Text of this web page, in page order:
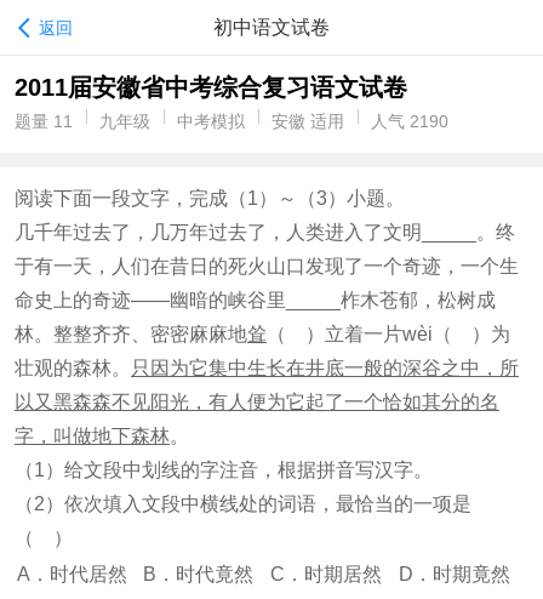
返回 初中语文试卷
2011届安徽省中考综合复习语文试卷
题量 11 九年级 中考模拟 安徽 适用 人气 2190
阅读下面一段文字，完成（1）～（3）小题。
几千年过去了，几万年过去了，人类进入了文明_____。终
于有一天，人们在昔日的死火山口发现了一个奇迹，一个生
命史上的奇迹——幽暗的峡谷里_____柞木苍郁，松树成
林。整整齐齐、密密麻麻地耸 （ ）立着一片wèi（ ）为
壮观的森林。
只因为它集中生长在井底一般的深谷之中，所
以又黑森森不见阳光，有人便为它起了一个恰如其分的名
字，叫做地下森林。
（1）给文段中划线的字注音，根据拼音写汉字。
（2）依次填入文段中横线处的词语，最恰当的一项是
（ ）
A．时代居然
B．时代竟然 C．时期居然
D．时期竟然